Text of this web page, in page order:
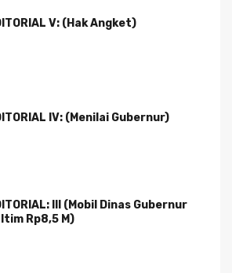
V: (Hak Angket)
IV: (Menilai Gubernur)
III (Mobil Dinas Gubernur
Rp8,5 M)